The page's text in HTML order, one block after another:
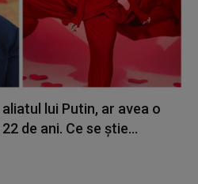
lui Putin, ar avea o
de ani. Ce se știe...